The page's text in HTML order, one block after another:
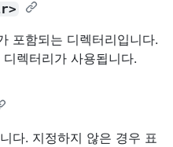
포함되는 디렉터리입니다.
렉터리가 사용됩니다.
다. 지정하지 않은 경우 표